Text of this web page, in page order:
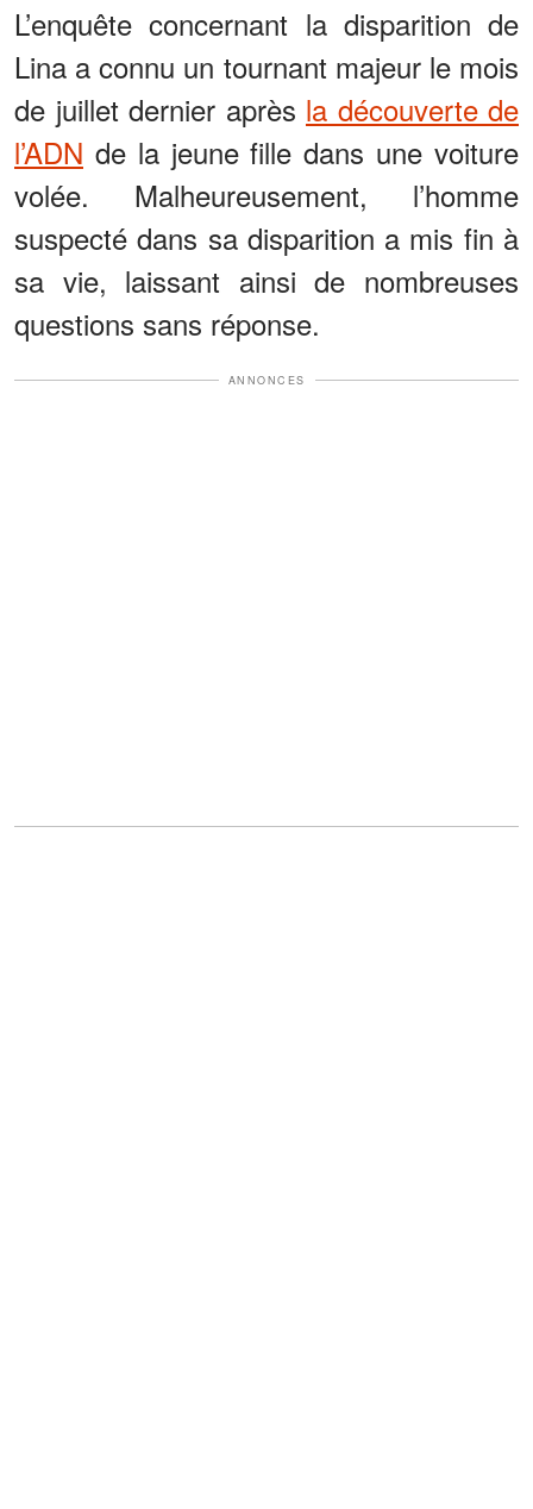
L’enquête concernant la disparition de
Lina a connu un tournant majeur le mois
de juillet dernier après la découverte de
l’ADN de la jeune fille dans une voiture
volée. Malheureusement, l’homme
suspecté dans sa disparition a mis fin à
sa vie, laissant ainsi de nombreuses
questions sans réponse.
ANNONCES